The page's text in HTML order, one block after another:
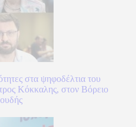
στα ψηφοδέλτια του
Κόκκαλης, στον Βόρειο